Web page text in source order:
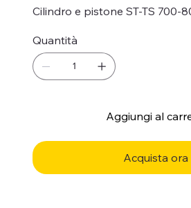
Cilindro e pistone ST-TS 700-
Quantità
Aggiungi al
Acquista ora